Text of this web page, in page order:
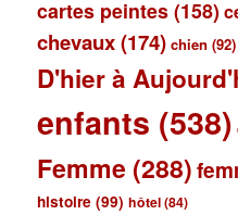
cartes peintes (158)
chevaux(174) chien (92)
D'hier à
enfants (538)
Femme (288)
histoire (99) hôtel(84)